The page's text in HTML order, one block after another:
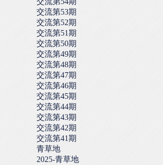
交流第53期
交流第52期
交流第51期
交流第50期
交流第49期
交流第48期
交流第47期
交流第46期
交流第45期
交流第44期
交流第43期
交流第42期
交流第41期
青草地
2025-青草地